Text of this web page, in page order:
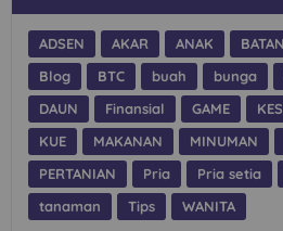
ADSEN AKAR ANAK
Blog
BTC buah bunga
DAUN
Finansial GAME
KUE
MAKANAN MINUMAN
PERTANIAN
Pria Pria setia
tanaman
Tips WANITA